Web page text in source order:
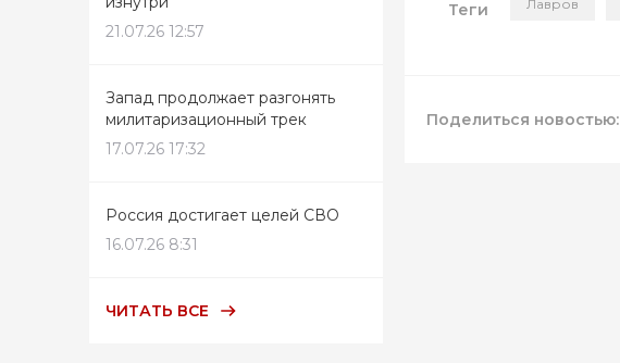
21.07.26 12:57
Запад продолжает разгонять
милитаризационный трек
17.07.26 17:32
Россия достигает целей СВО
16.07.26 8:31
ЧИТАТЬ ВСЕ
Теги Лавров
Поделиться новостью: